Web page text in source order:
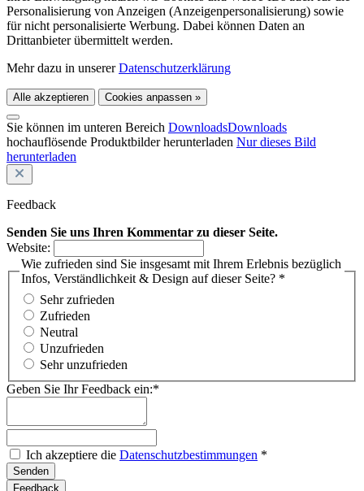
Personalisierung von Anzeigen (Anzeigenpersonalisierung) sowie
für nicht personalisierte Werbung. Dabei können Daten an
Drittanbieter übermittelt werden.
Mehr dazu in unsererDatenschutzerklärung
Alle akzeptieren Cookies anpassen »
Sie können im unteren Bereich DownloadsDownloads
hochauflösende Produktbilder herunterladen Nur dieses Bild
herunterladen
Feedback
Senden Sie uns Ihren Kommentar zu dieser Seite.
Website:
Wie zufrieden sind Sie insgesamt mit Ihrem Erlebnis bezüglich
Infos, Verständlichkeit & Design auf dieser Seite? *
Sehr zufrieden
Zufrieden
Neutral
Unzufrieden
Sehr unzufrieden
Geben Sie Ihr Feedback ein:*
Ich akzeptiere die Datenschutzbestimmungen *
Feedback